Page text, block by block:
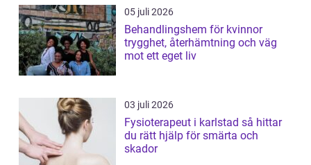
05 juli 2026
Behandlingshem för kvinnor
trygghet, återhämtning och väg
mot ett eget liv
03 juli 2026
Fysioterapeut i karlstad så hittar
du rätt hjälp för smärta och
skador